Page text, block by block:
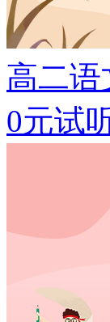
高二语
0元试